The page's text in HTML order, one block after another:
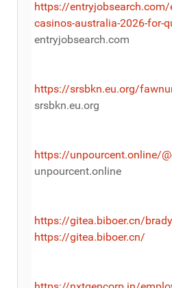
https://
casinos-australia-2026-for-
entryjobsearch.com
https://srsbkn.eu.org/
srsbkn.eu.org
https://unpourcent.online/
unpourcent.online
https://gitea.biboer.cn/
https://gitea.biboer.cn/